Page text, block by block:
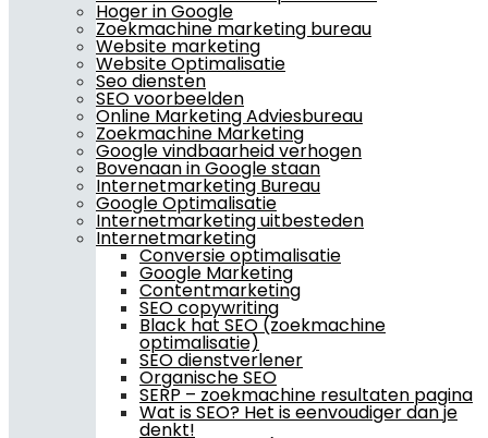
Hoger in Google
Zoekmachine marketing bureau
Website marketing
Website Optimalisatie
Seo diensten
SEO voorbeelden
Online Marketing Adviesbureau
Zoekmachine Marketing
Google vindbaarheid verhogen
Bovenaan in Google staan
Internetmarketing Bureau
Google Optimalisatie
Internetmarketing uitbesteden
Internetmarketing
Conversie optimalisatie
Google Marketing
Contentmarketing
SEO copywriting
Black hat SEO (zoekmachine
optimalisatie)
SEO dienstverlener
Organische SEO
SERP – zoekmachine resultaten pagina
Wat is SEO? Het is eenvoudiger dan je
denkt!